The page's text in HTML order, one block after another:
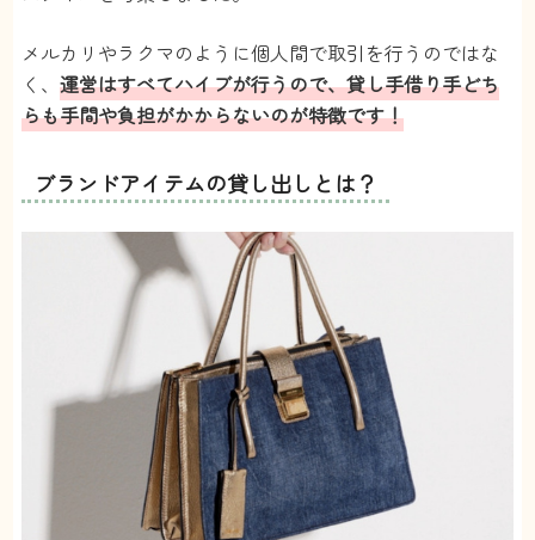
メルカリやラクマのように個人間で取引を行うのではな
く、運営はすべてハイブが行うので、貸し手借り手どち
らも手間や負担がかからないのが特徴です！
ブランドアイテムの貸し出しとは？